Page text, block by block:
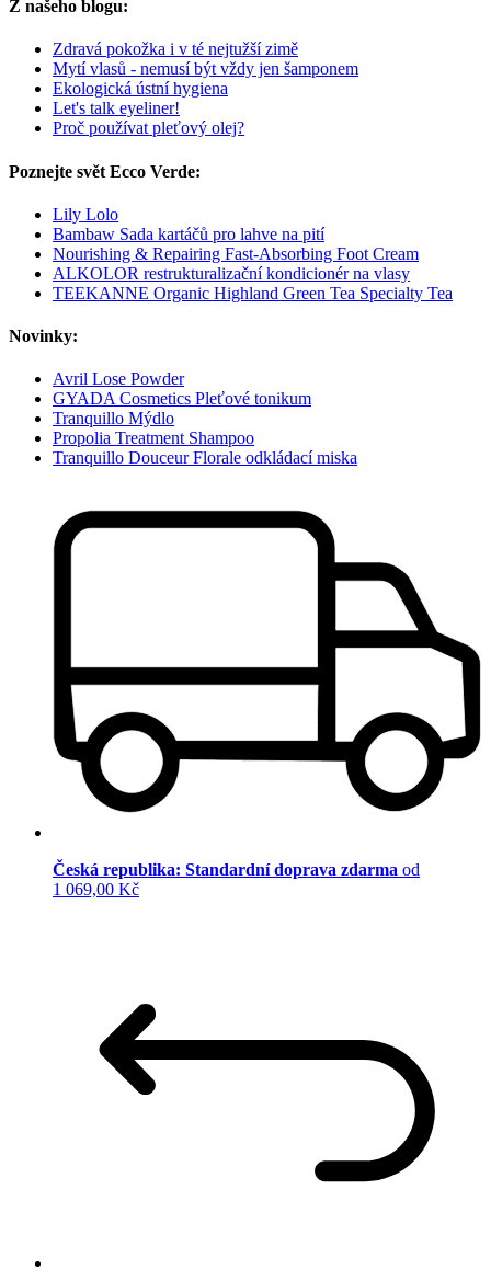
Z našeho blogu:
Zdravá pokožka i v té nejtužší zimě
Mytí vlasů - nemusí být vždy jen šamponem
Ekologická ústní hygiena
Let's talk eyeliner!
Proč používat pleťový olej?
Poznejte svět Ecco Verde:
Lily Lolo
Bambaw Sada kartáčů pro lahve na pití
Nourishing & Repairing Fast-Absorbing Foot Cream
ALKOLOR restrukturalizační kondicionér na vlasy
TEEKANNE Organic Highland Green Tea Specialty Tea
Novinky:
Avril Lose Powder
GYADA Cosmetics Pleťové tonikum
Tranquillo Mýdlo
Propolia Treatment Shampoo
Tranquillo Douceur Florale odkládací miska
Česká republika: Standardní doprava zdarma od
1 069,00 Kč